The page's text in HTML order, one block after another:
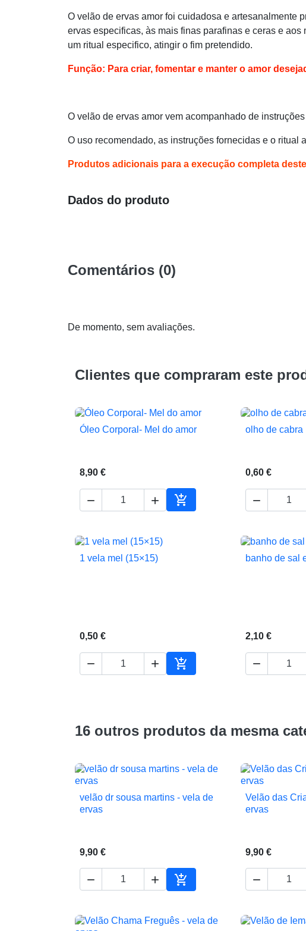
O velão de ervas amor foi cuidadosa e artesanalmente
ervas especificas, às mais finas parafinas e ceras e
um ritual especifico, atingir o fim pretendido.
Função: Para criar, fomentar e manter o amor
O velão de ervas amor vem acompanhado de
O uso recomendado, as instruções fornecidas e o ritual
Produtos adicionais para a execução completa
Dados do produto
Comentários (0)
De momento, sem avaliações.
Clientes que compraram este
 Vista rápida
Óleo Corporal- Mel do amor
8,90 €
  
Adicionar ao carrinho

olho de cabra
0,60 €

 Vista rápida
1 vela mel (15×15)
0,50 €
  
Adicionar ao carrinho

banho de sal
2,10 €

16 outros produtos da mesma
 Vista rápida
velão dr sousa martins - vela de
ervas
9,90 €
  
Adicionar ao carrinho

Velão das
ervas
9,90 €
